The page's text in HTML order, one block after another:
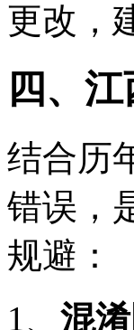
更改，
四、
结合历
错误，
规避：
1、 混